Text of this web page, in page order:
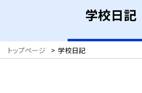
学校日記
トップページ > 学校日記